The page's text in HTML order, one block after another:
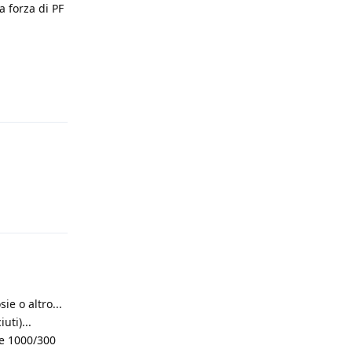
forza di PF
o altro...
1000/300